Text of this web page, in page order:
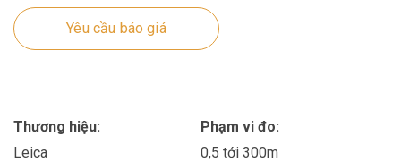
Yêu cầu báo giá
Thương hiệu:
Leica
Phạm vi đo:
0,5 tới 300m